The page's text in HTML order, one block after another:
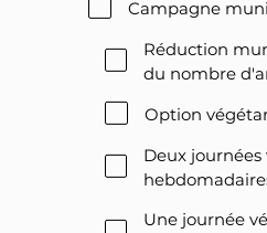
Campagne
Réduction
du nombre
Option
Deux
Une journée